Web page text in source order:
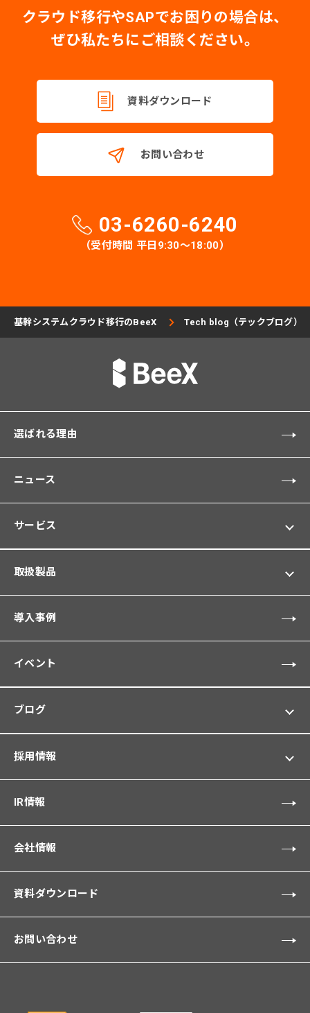
クラウド移行やSAPでお困りの場合は、
ぜひ私たちにご相談ください。
資料ダウンロード
お問い合わせ
03-6260-6240
（受付時間 平日9:30〜18:00）
基幹システムクラウド移行のBeeX Tech blog（テックブログ）
選ばれる理由
ニュース
サービス
取扱製品
導入事例
イベント
ブログ
採用情報
IR情報
会社情報
資料ダウンロード
お問い合わせ